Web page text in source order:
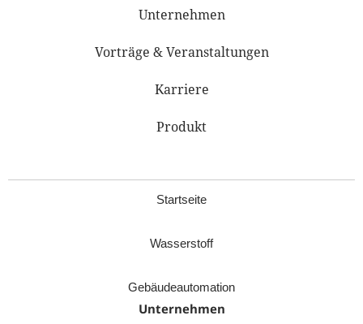
Unternehmen
Vorträge & Veranstaltungen
Karriere
Produkt
Startseite
Wasserstoff
Gebäudeautomation
Unternehmen